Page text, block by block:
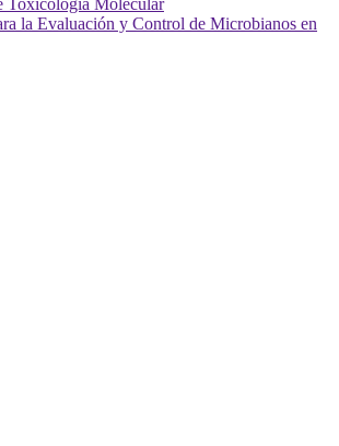
Toxicología Molecular
la Evaluación y Control de Microbianos en